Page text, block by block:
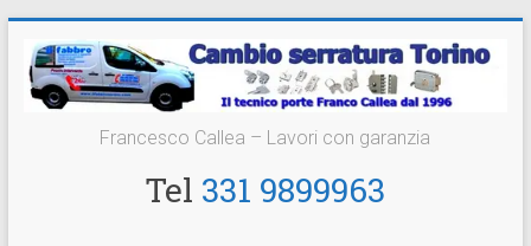
contenuto
Cambio
Serratura
Francesco Callea – Lavori con garanzia
Tel 331 9899963